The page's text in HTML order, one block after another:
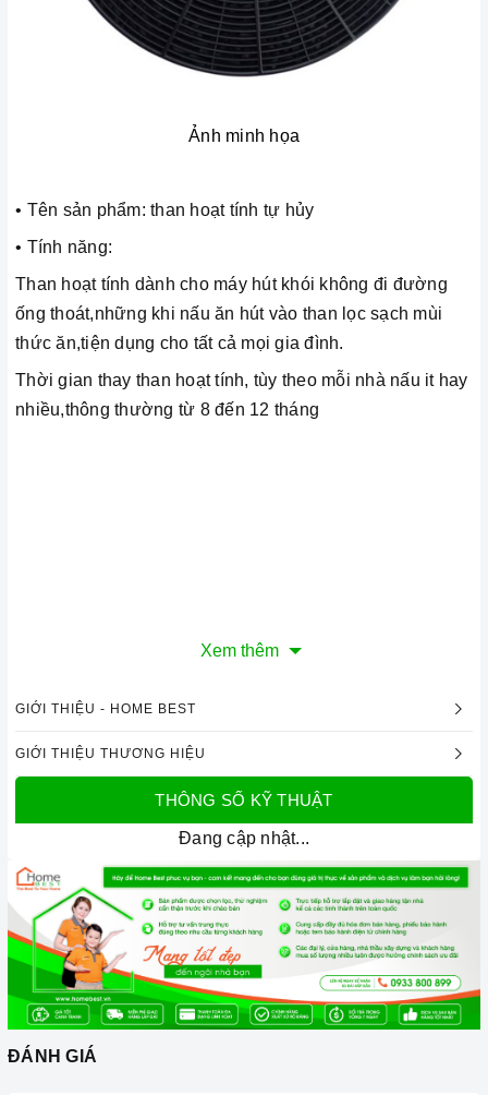
Ảnh minh họa
• Tên sản phẩm: than hoạt tính tự hủy
• Tính năng:
Than hoạt tính dành cho máy hút khói không đi đường
ống thoát,những khi nấu ăn hút vào than lọc sạch mùi
thức ăn,tiện dụng cho tất cả mọi gia đình.
Thời gian thay than hoạt tính, tùy theo mỗi nhà nấu it hay
nhiều,thông thường từ 8 đến 12 tháng
Xem thêm
GIỚI THIỆU - HOME BEST
GIỚI THIỆU THƯƠNG HIỆU
THÔNG SỐ KỸ THUẬT
Đang cập nhật...
ĐÁNH GIÁ